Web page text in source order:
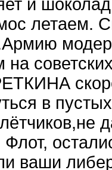
и
летаем.
на
в
ваши